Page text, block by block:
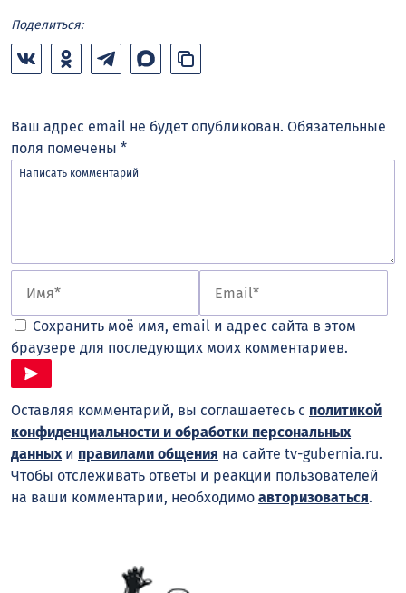
Поделиться:
Ваш адрес email не будет опубликован. Обязательные
поля помечены *
Сохранить моё имя, email и адрес сайта в этом
браузере для последующих моих комментариев.
Оставляя комментарий, вы соглашаетесь с политикой
конфиденциальности и обработки персональных
данныхи правилами общения на сайте tv-gubernia.ru.
Чтобы отслеживать ответы и реакции пользователей
на ваши комментарии, необходимо авторизоваться.